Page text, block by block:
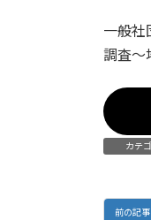
一般社
調査〜
カテ
前の記事